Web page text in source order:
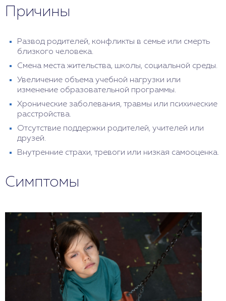
Причины
Развод родителей, конфликты в семье или смерть
близкого человека.
Смена места жительства, школы, социальной среды.
Увеличение объема учебной нагрузки или
изменение образовательной программы.
Хронические заболевания, травмы или психические
расстройства.
Отсутствие поддержки родителей, учителей или
друзей.
Внутренние страхи, тревоги или низкая самооценка.
Симптомы